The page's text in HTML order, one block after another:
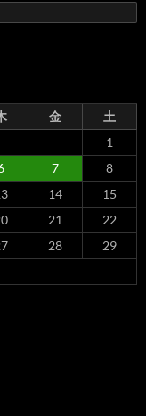
金
土
1
7
8
14
15
21
22
28
29